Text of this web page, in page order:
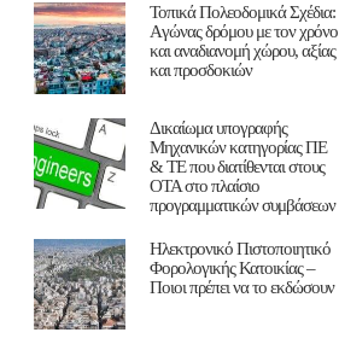
Τοπικά Πολεοδομικά Σχέδια:
Aγώνας δρόμου με τον χρόνο
και αναδιανομή χώρου, αξίας
και προσδοκιών
Δικαίωμα υπογραφής
Μηχανικών κατηγορίας ΠΕ
& ΤΕ που διατίθενται στους
ΟΤΑ στο πλαίσιο
προγραμματικών συμβάσεων
Ηλεκτρονικό Πιστοποιητικό
Φορολογικής Κατοικίας –
Ποιοι πρέπει να το εκδώσουν